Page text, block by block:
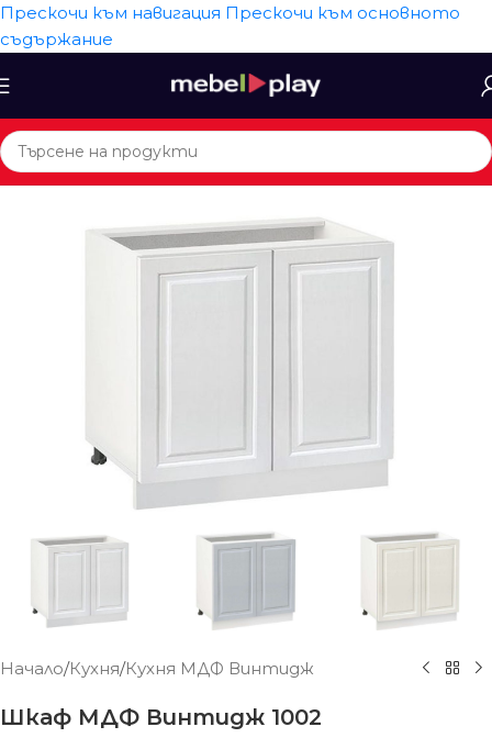
Прескочи към навигация Прескочи към основното
съдържание
Начало/Кухня/Кухня МДФ Винтидж
Шкаф МДФ Винтидж 1002